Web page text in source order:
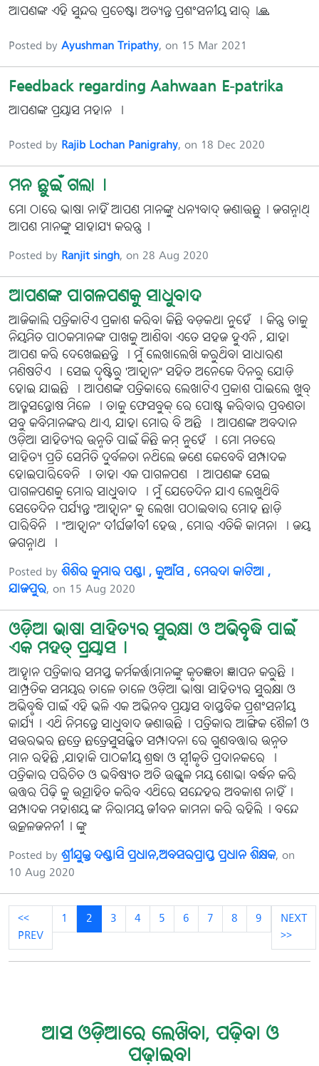
ଆପଣଙ୍କ ଏହି ସୁନ୍ଦର ପ୍ରଚେଷ୍ଟା ଅତ୍ୟନ୍ତ ପ୍ରଶଂସନୀୟ ସାର୍।🙏
Posted by Ayushman Tripathy, on 15 Mar 2021
Feedback regarding Aahwaan E-patrika
ଆପଣଙ୍କ ପ୍ରୟାସ ମହାନ ।
Posted by Rajib Lochan Panigrahy, on 18 Dec 2020
ମନ ଛୁଇଁ ଗଲା।
ମାେ ଠାରେ ଭାଷା ନାହିଁ ଆପଣ ମାନଙ୍କୁ ଧନ୍ୟବାଦ୍ ଜଣାଉଛୁ। ଜଗନ୍ନାଥ୍
ଆପଣ ମାନଙ୍କୁ ସାହାଯ୍ୟ କରନ୍ତୁ।
Posted by Ranjit singh, on 28 Aug 2020
ଆପଣଙ୍କ ପାଗଳପଣକୁ ସାଧୁବାଦ
ଆଜିକାଲି ପତ୍ରିକାଟିଏ ପ୍ରକାଶ କରିବା କିଛି ବଡ଼କଥା ନୁହେଁ । କିନ୍ତୁ ତାକୁ
ନିୟମିତ ପାଠକମାନଙ୍କ ପାଖକୁ ଆଣିବା ଏତେ ସହଜ ହୁଏନି , ଯାହା
ଆପଣ କରି ଦେଖେଇଛନ୍ତି । ମୁଁ ଲେଖାଲେଖି କରୁଥିବା ସାଧାରଣ
ମଣିଷଟିଏ । ସେଇ ଦୃଷ୍ଟିରୁ 'ଆହ୍ୱାନ" ସହିତ ଅନେକେ ଦିନରୁ ଯୋଡ଼ି
ହୋଇ ଯାଇଛି । ଆପଣଙ୍କ ପତ୍ରିକାରେ ଲେଖାଟିଏ ପ୍ରକାଶ ପାଇଲେ ଖୁବ୍
ଆତ୍ମସନ୍ତୋଷ ମିଳେ । ତାକୁ ଫେସବୁକ୍ ରେ ପୋଷ୍ଟ୍ କରିବାର ପ୍ରବଣତା
ସବୁ କବିମାନଙ୍କର ଥାଏ, ଯାହା ମୋର ବି ଅଛି । ଆପଣଙ୍କ ଅବଦାନ
ଓଡ଼ିଆ ସାହିତ୍ୟର ଉନ୍ନତି ପାଇଁ କିଛି କମ୍ ନୁହେଁ । ମୋ ମତରେ
ସାହିତ୍ୟ ପ୍ରତି ସେମିତି ଦୁର୍ବଳତା ନଥିଲେ ଜଣେ କେବେବି ସମ୍ପାଦକ
ହୋଇପାରିବେନି । ତାହା ଏକ ପାଗଳପଣ । ଆପଣଙ୍କ ସେଇ
ପାଗଳପଣକୁ ମୋର ସାଧୁବାଦ । ମୁଁ ଯେତେଦିନ ଯାଏ ଲେଖୁଥିବି
ସେତେଦିନ ପର୍ଯ୍ୟନ୍ତ "ଆହ୍ୱାନ" କୁ ଲେଖା ପଠାଇବାର ମୋହ ଛାଡ଼ି
ପାରିବିନି । "ଆହ୍ୱାନ" ଦୀର୍ଘଜୀବୀ ହେଉ , ମୋର ଏତିକି କାମନା । ଜୟ
ଜଗନ୍ନାଥ ।
Posted by ଶିଶିର କୁମାର ପଣ୍ଡା , କୁଆଁସ , ମେରଦା କାଟିଆ ,
ଯାଜପୁର, on 15 Aug 2020
ଓଡ଼ିଆ ଭାଷା ସାହିତ୍ୟର ସୁରକ୍ଷା ଓ ଅଭିବୃଦ୍ଧି ପାଇଁ
ଏକ ମହତ୍ ପ୍ରୟାସ।
ଆହ୍ବାନ ପତ୍ରିକାର ସମସ୍ତ କର୍ମକର୍ତ୍ତାମାନଙ୍କୁ କୃତଜ୍ଞତା ଜ୍ଞାପନ କରୁଛି।
ସାମ୍ପ୍ରତିକ ସମୟର ତାଳେ ତାଳେ ଓଡ଼ିଆ ଭାଷା ସାହିତ୍ୟର ସୁରକ୍ଷା ଓ
ଅଭିବୃଦ୍ଧି ପାଇଁ ଏହି ଭଳି ଏକ ଅଭିନବ ପ୍ରୟାସ ବାସ୍ତବିକ ପ୍ରଶଂସନୀୟ
କାର୍ଯ୍ୟ। ଏଥି ନିମନ୍ତେ ସାଧୁବାଦ ଜଣାଉଛି। ପତ୍ରିକାର ଆଙ୍ଗିକ ଶୈଳୀ ଓ
ସଉରଭର ଛତ୍ରେ ଛତ୍ରେସୁସଜ୍ଜିତ ସମ୍ପାଦନା ରେ ଗୁଣବତ୍ତାର ଉନ୍ନତ
ମାନ ରହିଛି ,ଯାହାକି ପାଠକୀୟ ଶ୍ରଦ୍ଧା ଓ ସ୍ବୀକୃତି ପ୍ରଦାନକରେ ।
ପତ୍ରିକାର ପରିଚିତ ଓ ଭବିଷ୍ୟତ ଅତି ଉଜ୍ଜ୍ୱଳ ମୟ ଶୋଭା ବର୍ଦ୍ଧନ କରି
ଉତ୍ତର ପିଢ଼ି କୁ ଉତ୍ସାହିତ କରିବ ଏଥିରେ ସନ୍ଦେହର ଅବକାଶ ନାହିଁ।
ସମ୍ପାଦକ ମହାଶୟ ଙ୍କ ନିରାମୟ ଜୀବନ କାମନା କରି ରହିଲି। ବନ୍ଦେ
ଉତ୍କଳଜନନୀ। ଙ୍କୁ
Posted by ଶ୍ରୀଯୁକ୍ତ ଦଣ୍ଡାସି ପ୍ରଧାନ,ଅବସରପ୍ରାପ୍ତ ପ୍ରଧାନ ଶିକ୍ଷକ, on
10 Aug 2020
<<
PREV
1 2 3 4 5 6 7 8 9
NEXT
>>
ଆସ ଓଡ଼ିଆରେ ଲେଖିବା, ପଢ଼ିବା ଓ
ପଢ଼ାଇବା